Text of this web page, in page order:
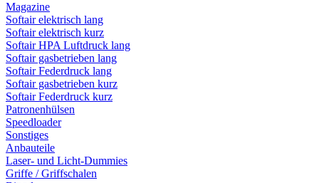
Magazine
Softair elektrisch lang
Softair elektrisch kurz
Softair HPA Luftdruck lang
Softair gasbetrieben lang
Softair Federdruck lang
Softair gasbetrieben kurz
Softair Federdruck kurz
Patronenhülsen
Speedloader
Sonstiges
Anbauteile
Laser- und Licht-Dummies
Griffe / Griffschalen